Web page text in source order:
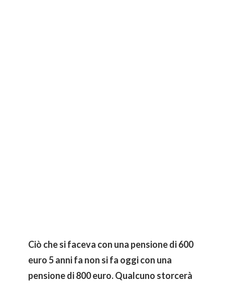
Ciò che si faceva con una pensione di 600
euro 5 anni fa non si fa oggi con una
pensione di 800 euro. Qualcuno storcerà